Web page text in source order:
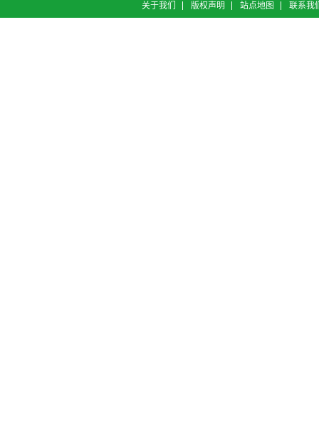
关于我们 版权声明 站点地图 联系我